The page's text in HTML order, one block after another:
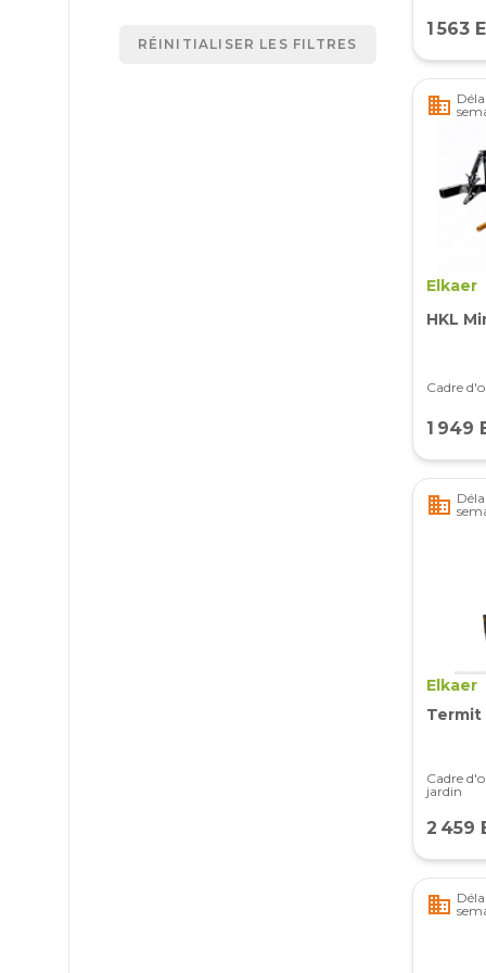
RÉINITIALISER LES FILTRES
1 563
business
Elkaer
HKL
Cadre
1 949
business
Elkaer
Termit
Cadre
jardin
2 459
business